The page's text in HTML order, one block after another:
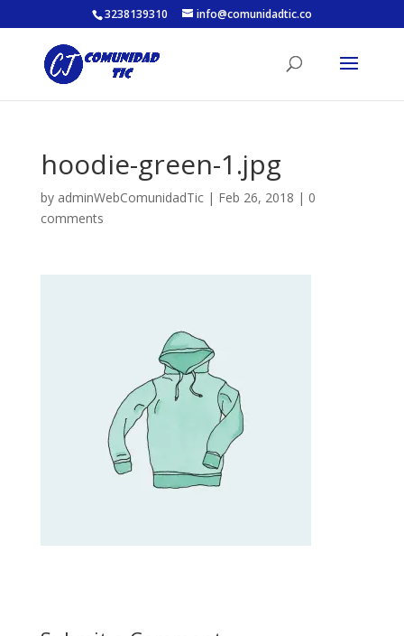
3238139310 info@comunidadtic.co
hoodie-green-1.jpg
by adminWebComunidadTic| Feb 26, 2018 | 0
comments